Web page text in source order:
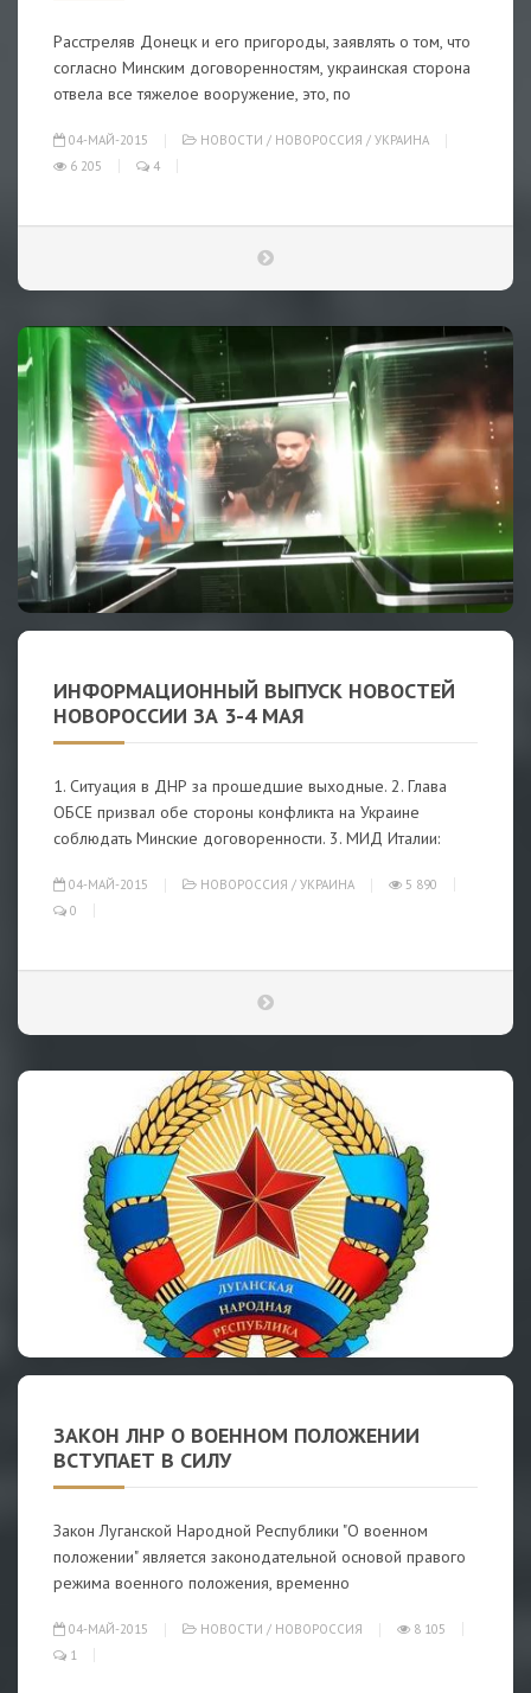
Расстреляв Донецк и его пригороды, заявлять о том, что
согласно Минским договоренностям, украинская сторона
отвела все тяжелое вооружение, это, по
04-МАЙ-2015 НОВОСТИ / НОВОРОССИЯ / УКРАИНА
6 205
4
ИНФОРМАЦИОННЫЙ ВЫПУСК НОВОСТЕЙ
НОВОРОCСИИ ЗА 3-4 МАЯ
1. Ситуация в ДНР за прошедшие выходные. 2. Глава
ОБСЕ призвал обе стороны конфликта на Украине
соблюдать Минские договоренности. 3. МИД Италии:
04-МАЙ-2015 НОВОРОССИЯ / УКРАИНА
5 890
0
ЗАКОН ЛНР О ВОЕННОМ ПОЛОЖЕНИИ
ВСТУПАЕТ В СИЛУ
Закон Луганской Народной Республики "О военном
положении" является законодательной основой правого
режима военного положения, временно
04-МАЙ-2015 НОВОСТИ / НОВОРОССИЯ
8 105
1